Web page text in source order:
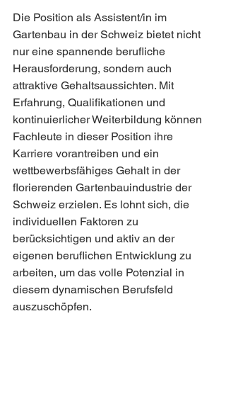
Die Position als Assistent/in im
Gartenbau in der Schweiz bietet nicht
nur eine spannende berufliche
Herausforderung, sondern auch
attraktive Gehaltsaussichten. Mit
Erfahrung, Qualifikationen und
kontinuierlicher Weiterbildung können
Fachleute in dieser Position ihre
Karriere vorantreiben und ein
wettbewerbsfähiges Gehalt in der
florierenden Gartenbauindustrie der
Schweiz erzielen. Es lohnt sich, die
individuellen Faktoren zu
berücksichtigen und aktiv an der
eigenen beruflichen Entwicklung zu
arbeiten, um das volle Potenzial in
diesem dynamischen Berufsfeld
auszuschöpfen.